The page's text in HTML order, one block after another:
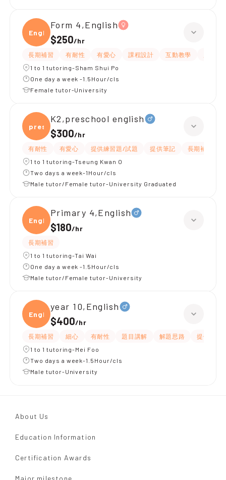
Engli
Form 4,English
$250/hr
長期補習 有耐性 有愛心 課程設計 互動教學
1 to 1 tutoring-Sham Shui Po
One day a week -1.5Hour/cls
Female tutor-University
presc
K2,preschool english
$300/hr
有耐性 有愛心 提供練習題/試題 提供筆記
長期補習
1 to 1 tutoring-Tseung Kwan O
Two days a week-1Hour/cls
Male tutor/Female tutor-University Graduated
Engli
Primary 4,English
$180/hr
長期補習
1 to 1 tutoring-Tai Wai
One day a week -1.5Hour/cls
Male tutor/Female tutor-University
Engli
year 10,English
$400/hr
長期補習 細心 有耐性 題目講解 解題思路
提供練習
1 to 1 tutoring-Mei Foo
Two days a week-1.5Hour/cls
Male tutor-University
About Us
Education Information
Certification Awards
Major milestone